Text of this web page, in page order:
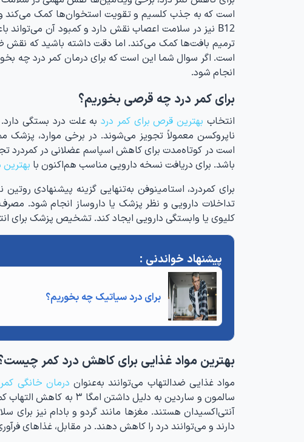
است که به جذب کلسیم و تقویت استخوان‌ها کمک می‌کند و
ترمیم بافت‌ها کمک می‌کند. اما دقت داشته باشید که نقش
است. اگر سوال شما این است که برای درمان کمر درد چه
انجام شود.
برای کمر درد چه قرصی بخوریم؟
انتخاب بهترین قرص برای کمر دردبه علت درد بستگی دارد.
ناپروکسن معمولاً تجویز می‌شوند. در برخی موارد،
است در کوتاه‌مدت برای کاهش اسپاسم عضلانی در کمردرد
باشد. برای دریافت نسخه دارویی مناسب هم‌اکنون با بهترین
برای کمردرد، استامینوفن به‌تنهایی گزینه پیشنهادی
تداخلات دارویی و نظر پزشک یا داروساز انجام شود.
کلیوی یا وابستگی دارویی ایجاد کند. تشخیص پزشک برای
برای درد سیاتیک چه بخوریم؟
بهترین مواد غذایی برای کاهش درد کمر
مواد غذایی ضدالتهاب می‌توانند به‌عنوان درمان خانگی
سالمون و ساردین به
آنتی‌اکسیدان هستند. مغزها مانند گردو و بادام نیز
دارند و می‌توانند درد را کاهش دهند. در مقابل، غذاهای